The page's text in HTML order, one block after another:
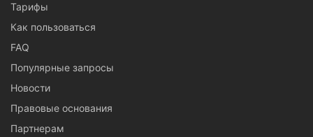
Тарифы
Как пользоваться
FAQ
Популярные запросы
Новости
Правовые основания
Партнерам